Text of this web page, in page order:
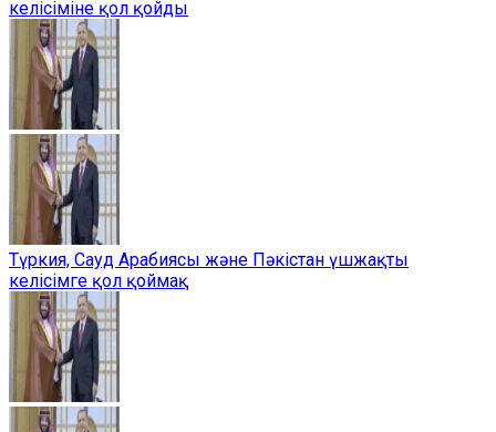
келісіміне қол қойды
Түркия, Сауд Арабиясы және Пәкістан үшжақты
келісімге қол қоймақ